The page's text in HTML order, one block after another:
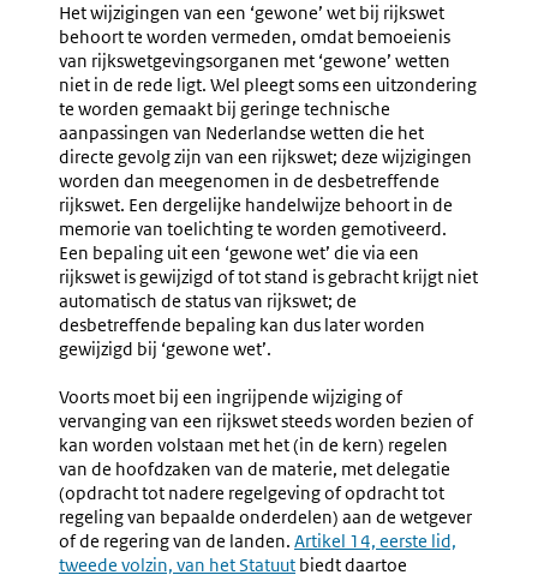
Het wijzigingen van een ‘gewone’ wet bij rijkswet
behoort te worden vermeden, omdat bemoeienis
van rijkswetgevingsorganen met ‘gewone’ wetten
niet in de rede ligt. Wel pleegt soms een uitzondering
te worden gemaakt bij geringe technische
aanpassingen van Nederlandse wetten die het
directe gevolg zijn van een rijkswet; deze wijzigingen
worden dan meegenomen in de desbetreffende
rijkswet. Een dergelijke handelwijze behoort in de
memorie van toelichting te worden gemotiveerd.
Een bepaling uit een ‘gewone wet’ die via een
rijkswet is gewijzigd of tot stand is gebracht krijgt niet
automatisch de status van rijkswet; de
desbetreffende bepaling kan dus later worden
gewijzigd bij ‘gewone wet’.
Voorts moet bij een ingrijpende wijziging of
vervanging van een rijkswet steeds worden bezien of
kan worden volstaan met het (in de kern) regelen
van de hoofdzaken van de materie, met delegatie
(opdracht tot nadere regelgeving of opdracht tot
regeling van bepaalde onderdelen) aan de wetgever
of de regering van de landen. Externe
link:
Artikel 14, eerste lid,
tweede volzin, van het Statuut biedt daartoe